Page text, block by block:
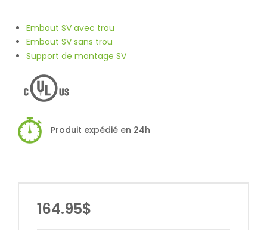
Embout SV avec trou
Embout SV sans trou
Support de montage SV
Produit expédié en 24h
164.95$